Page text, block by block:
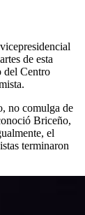
de esta
del Centro
no comulga de
Briceño,
el
terminaron